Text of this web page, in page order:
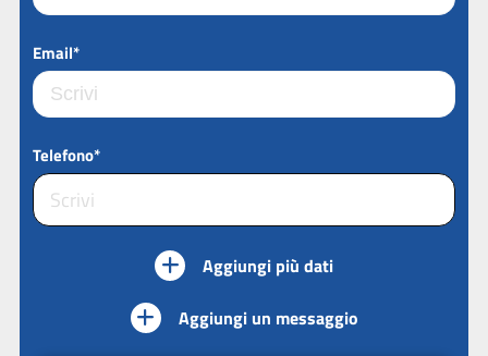
Email*
Telefono*
Aggiungi più dati
Aggiungi un messaggio